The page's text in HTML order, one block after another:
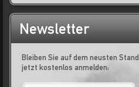
Newsletter
Bleiben Sie auf dem neusten Stand,
jetzt kostenlos anmelden: